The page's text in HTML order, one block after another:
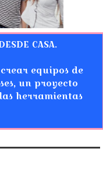
CASA.
equipos de
un proyecto
herramientas